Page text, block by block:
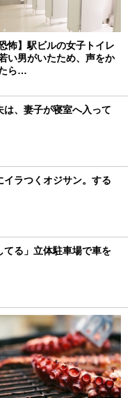
恐怖】駅ビルの女子トイレ
い男がいたため、声をか
ら…
は、妻子が寝室へ入って
イラつくオジサン。する
てる」立体駐車場で車を